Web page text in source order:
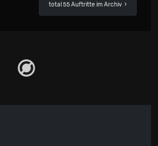
total 55 Auftritte im Archiv ›